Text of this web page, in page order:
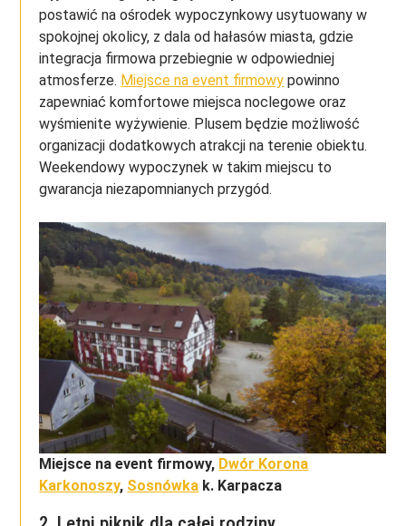
postawić na ośrodek wypoczynkowy usytuowany w
spokojnej okolicy, z dala od hałasów miasta, gdzie
integracja firmowa przebiegnie w odpowiedniej
atmosferze. Miejsce na event firmowy powinno
zapewniać komfortowe miejsca noclegowe oraz
wyśmienite wyżywienie. Plusem będzie możliwość
organizacji dodatkowych atrakcji na terenie obiektu.
Weekendowy wypoczynek w takim miejscu to
gwarancja niezapomnianych przygód.
Miejsce na event firmowy, Dwór Korona
Karkonoszy, Sosnówka k. Karpacza